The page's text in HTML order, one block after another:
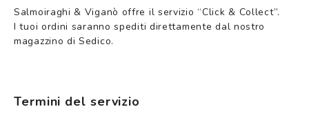
Salmoiraghi & Viganò offre il servizio “Click & Collect”.
I tuoi ordini saranno spediti direttamente dal nostro
magazzino di Sedico.
Termini del servizio